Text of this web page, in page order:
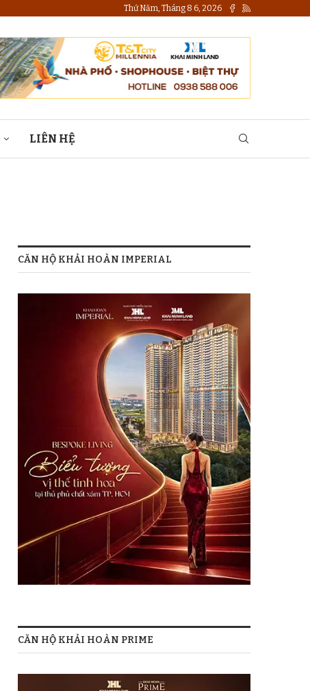
Thứ Năm, Tháng 8 6, 2026
LIÊN HỆ
CĂN HỘ KHẢI HOÀN IMPERIAL
CĂN HỘ KHẢI HOÀN PRIME